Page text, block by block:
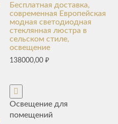
Бесплатная доставка,
современная Европейская
модная светодиодная
стеклянная люстра в
сельском стиле,
освещение
138000,00₽
Освещение для
помещений